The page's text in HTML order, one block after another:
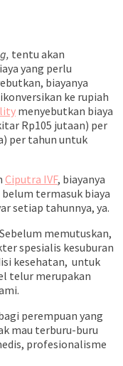
tentu akan
yang perlu
biayanya
ke rupiah
menyebutkan biaya
Rp105 jutaan) per
per tahun untuk
Ciputra IVF, biayanya
termasuk biaya
setiap tahunnya, ya.
memutuskan,
spesialis kesuburan
kesehatan, untuk
telur merupakan
perempuan yang
mau terburu-buru
profesionalisme